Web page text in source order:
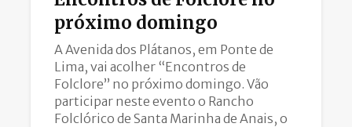
próximo domingo
A Avenida dos Plátanos, em Ponte de
Lima, vai acolher “Encontros de
Folclore” no próximo domingo. Vão
participar neste evento o Rancho
Folclórico de Santa Marinha de Anais, o